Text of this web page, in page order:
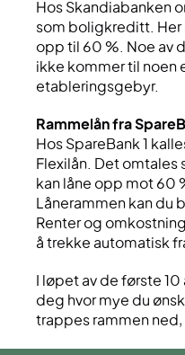
Hos Skandiabanken
som boligkreditt. Her
opp til 60 %. Noe av
ikke kommer til noen
etableringsgebyr.
Rammelån fra
Hos SpareBank 1
Flexilån. Det omtales
kan låne opp mot 60
Lånerammen kan du
Renter og
å trekke automatisk
I løpet av de første
deg hvor mye du
trappes rammen ned,